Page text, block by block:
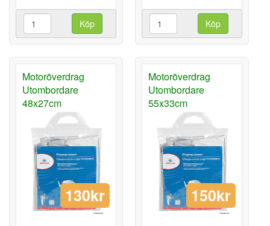
Köp Köp
Motoröverdrag
Utombordare
48x27cm
130kr
Motoröverdrag
Utombordare
55x33cm
150kr